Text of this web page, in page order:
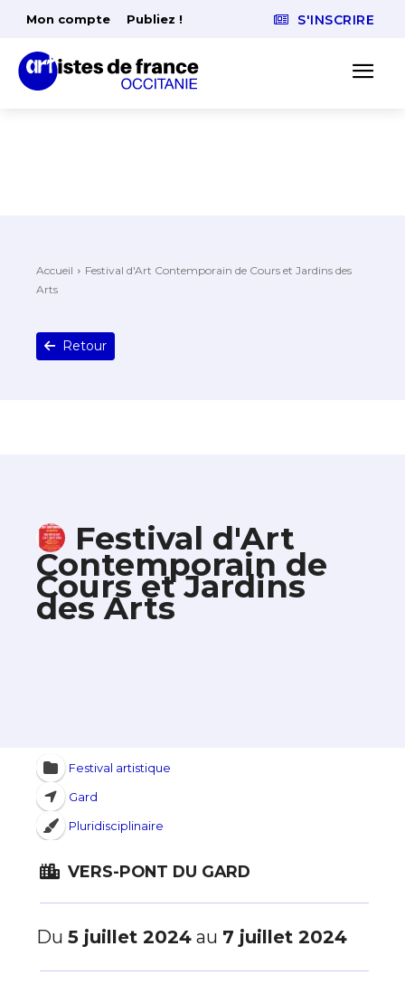
Mon compte Publiez ! S'INSCRIRE
Accueil
Festival d'Art Contemporain de Cours et Jardins des
Arts
Retour
Festival d'Art
Contemporain de
Cours et Jardins
des Arts
Festival artistique
Gard
Pluridisciplinaire
VERS-PONT DU GARD
Du 5 juillet 2024 au 7 juillet 2024